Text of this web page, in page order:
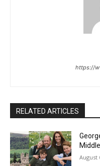
https://
RELATED ARTICLES
August